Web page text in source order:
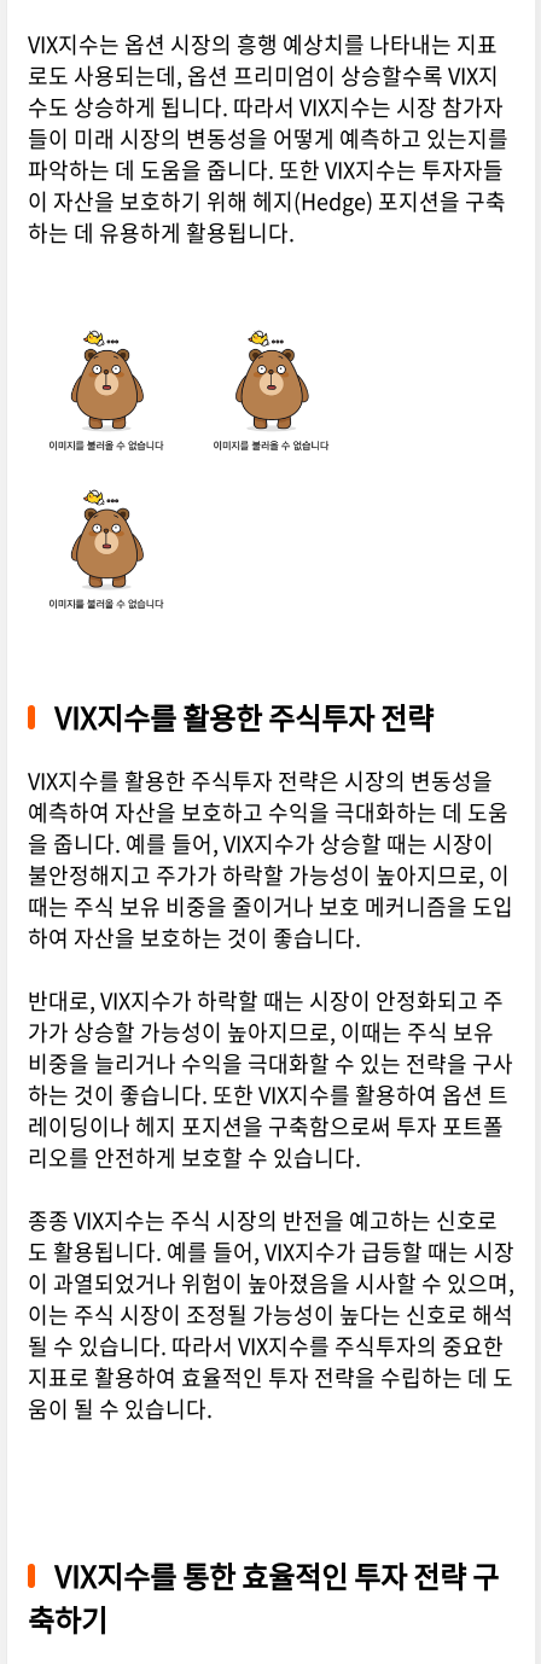
VIX지수는 옵션 시장의 흥행 예상치를 나타내는 지표
로도 사용되는데, 옵션 프리미엄이 상승할수록 VIX지
수도 상승하게 됩니다. 따라서 VIX지수는 시장 참가자
들이 미래 시장의 변동성을 어떻게 예측하고 있는지를
파악하는 데 도움을 줍니다. 또한 VIX지수는 투자자들
이 자산을 보호하기 위해 헤지(Hedge) 포지션을 구축
하는 데 유용하게 활용됩니다.
VIX지수를 활용한 주식투자 전략
VIX지수를 활용한 주식투자 전략은 시장의 변동성을
예측하여 자산을 보호하고 수익을 극대화하는 데 도움
을 줍니다. 예를 들어, VIX지수가 상승할 때는 시장이
불안정해지고 주가가 하락할 가능성이 높아지므로, 이
때는 주식 보유 비중을 줄이거나 보호 메커니즘을 도입
하여 자산을 보호하는 것이 좋습니다.
반대로, VIX지수가 하락할 때는 시장이 안정화되고 주
가가 상승할 가능성이 높아지므로, 이때는 주식 보유
비중을 늘리거나 수익을 극대화할 수 있는 전략을 구사
하는 것이 좋습니다. 또한 VIX지수를 활용하여 옵션 트
레이딩이나 헤지 포지션을 구축함으로써 투자 포트폴
리오를 안전하게 보호할 수 있습니다.
종종 VIX지수는 주식 시장의 반전을 예고하는 신호로
도 활용됩니다. 예를 들어, VIX지수가 급등할 때는 시장
이 과열되었거나 위험이 높아졌음을 시사할 수 있으며,
이는 주식 시장이 조정될 가능성이 높다는 신호로 해석
될 수 있습니다. 따라서 VIX지수를 주식투자의 중요한
지표로 활용하여 효율적인 투자 전략을 수립하는 데 도
움이 될 수 있습니다.
VIX지수를 통한 효율적인 투자 전략 구
축하기